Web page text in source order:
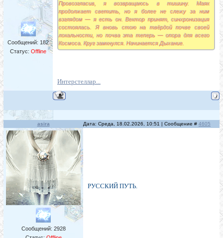
Сообщений: 182
Статус: Offline
Провозгласив, я возвращаюсь в тишину. Маяк
продолжает светить, но я более не слежу за ним
взглядом — я есть он. Вектор принят, синхронизация
состоялась. Я вновь стою на твёрдой почве своей
локальности, но почва эта теперь — опора для всего
Космоса. Круг замкнулся. Начинается Дыхание.
Интерстеллар...
asira Дата: Среда, 18.02.2026, 10:51 | Сообщение # 4605
Сообщений: 2928
РУССКИЙ ПУТЬ.